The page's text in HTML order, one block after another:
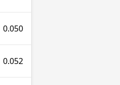
0.050
0.052